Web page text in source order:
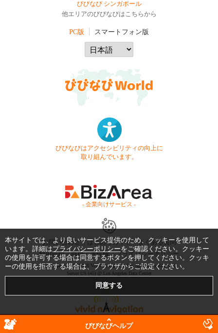
びびなび シンガポール
他エリアのびびなびはこちらから
PC版 スマートフォン版
びびなびはアクセシビリティの向上に
取り組んでいます。
- 企業向けサービス -
お問い合わせ はじめてガイド
よくある質問
利用規約
商標・著作権 プライバシーポリシー
Copyright © 1999-2026 Vivid Navigation, Inc. All Rights Reserved.
Server US (45) @ Los Angeles Data Center
びびなびヘルプ
本サイトでは、より良いサービス提供のため、クッキーを使用して
います。詳細はプライバシーポリシーをご確認ください。クッキー
の使用を許可する場合は同意するボタンを押してください。クッキ
ーの使用を拒否する場合は、ブラウザからご設定ください。